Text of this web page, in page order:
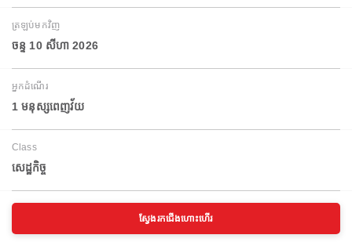
ត្រឡប់មកវិញ
ចន្ទ 10 សីហា 2026
អ្នកដំណើរ
1 មនុស្សពេញវ័យ
Class
សេដ្ឋកិច្ច
ស្វែងរកជើងហោះហើរ